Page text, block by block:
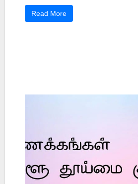
Read More